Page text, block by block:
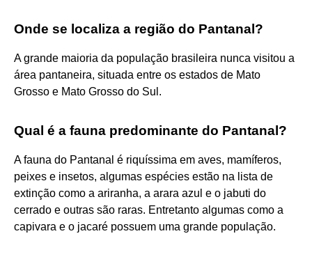
Onde se localiza a região do Pantanal?
A grande maioria da população brasileira nunca visitou a
área pantaneira, situada entre os estados de Mato
Grosso e Mato Grosso do Sul.
Qual é a fauna predominante do Pantanal?
A fauna do Pantanal é riquíssima em aves, mamíferos,
peixes e insetos, algumas espécies estão na lista de
extinção como a ariranha, a arara azul e o jabuti do
cerrado e outras são raras. Entretanto algumas como a
capivara e o jacaré possuem uma grande população.